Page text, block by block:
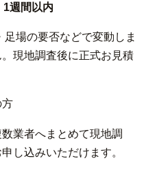
1週間以内
場の要否などで変動しま
現地調査後に正式お見積
方
業者へまとめて現地調
し込みいただけます。